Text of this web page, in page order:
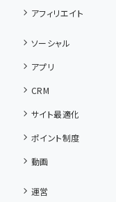
アフィリエイト
ソーシャル
アプリ
CRM
サイト最適化
ポイント制度
動画
運営